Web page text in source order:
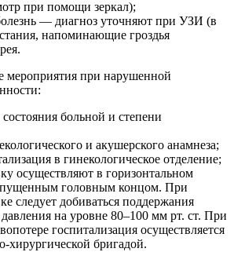
при помощи зеркал);
— диагноз уточняют при УЗИ (в
напоминающие гроздья
мероприятия при нарушенной
больной и степени
и акушерского анамнеза;
в гинекологическое отделение;
осуществляют в горизонтальном
головным концом. При
следует добиваться поддержания
давления на уровне 80–100 мм рт. ст. При
госпитализация осуществляется
хирургической бригадой.